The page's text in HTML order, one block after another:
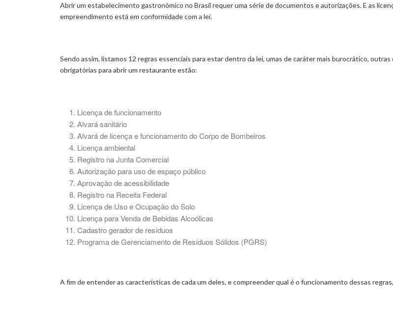
Abrir um estabelecimento gastronômico no Brasil requer uma série de documentos e autorizações. E as
empreendimento está em conformidade com a lei.
Sendo assim, listamos 12 regras essenciais para estar dentro da lei, umas de caráter mais burocrático,
obrigatórias para abrir um restaurante estão:
Licença de funcionamento
Alvará sanitário
Alvará de licença e funcionamento do Corpo de Bombeiros
Licença ambiental
Registro na Junta Comercial
Autorização para uso de espaço público
Aprovação de acessibilidade
Registro na Receita Federal
Licença de Uso e Ocupação do Solo
Licença para Venda de Bebidas Alcoólicas
Cadastro gerador de resíduos
Programa de Gerenciamento de Resíduos Sólidos (PGRS)
A fim de entender as características de cada um deles, e compreender qual é o funcionamento dessas